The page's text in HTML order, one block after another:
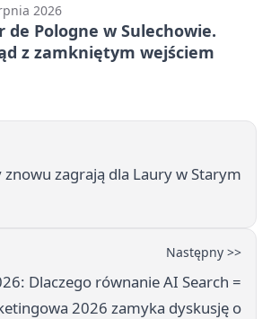
2026
de Pologne w Sulechowie.
z zamkniętym wejściem
znowu zagrają dla Laury w Starym
Następny >>
Dlaczego równanie AI Search =
2026 zamyka dyskusję o